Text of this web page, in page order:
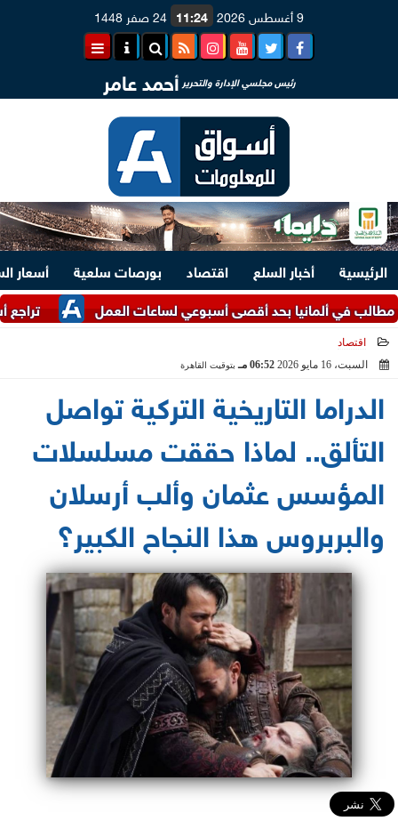
9 أغسطس 2026 11:24 24 صفر 1448
رئيس مجلسي الإدارة والتحرير أحمد عامر
الرئيسية أخبار السلع اقتصاد بورصات سلعية
أسعار
تراجع أسعار تصدير الذرة
بحد أقصى أسبوعي لساعات العمل
اقتصاد
السبت، 16 مايو 2026
06:52 مـ بتوقيت القاهرة
الدراما التاريخية التركية تواصل
التألق.. لماذا حققت مسلسلات
المؤسس عثمان وألب أرسلان
والبربروس هذا النجاح الكبير؟